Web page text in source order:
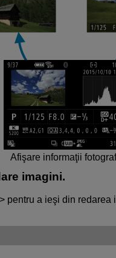
Afişare informaţii
imagini.
pentru a ieşi din redarea